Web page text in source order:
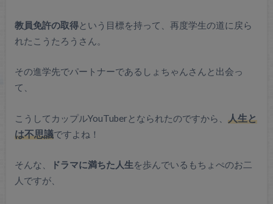
教員免許の取得という目標を持って、再度学生の道に戻ら
れたこうたろうさん。
その進学先でパートナーであるしょちゃんさんと出会っ
て、
こうしてカップルYouTuberとなられたのですから、 人生と
は不思議ですよね！
そんな、 ドラマに満ちた人生を歩んでいるもちょぺのお二
人ですが、